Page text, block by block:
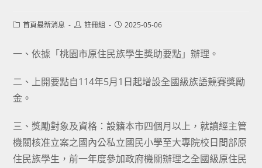
Post首頁最新消息
Post註冊組
Post2025-05-06
一、依據「桃園市原住民族學生獎助要點」辦理。
二、上開要點自114年5月1日起增設全國級族語競賽獎勵
金。
三、獎勵對象及資格：設籍本市四個月以上，就讀經主管
機關核准立案之國內公私立國民小學至大專院校日間部原
住民族學生，前一年度參加政府機關辦理之全國級原住民